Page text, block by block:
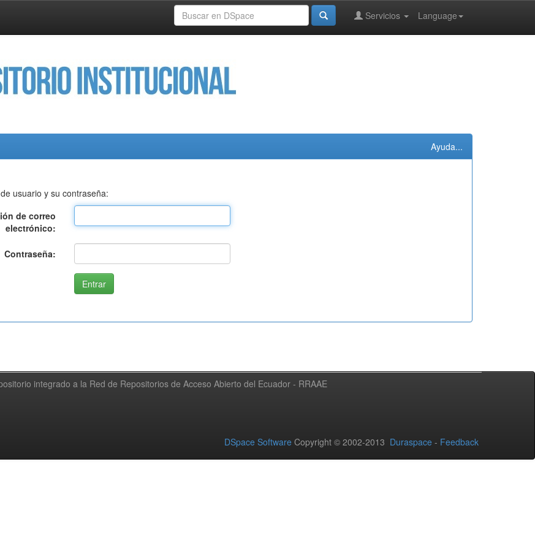
Language
Servicios
Ayuda...
usuario y su contraseña:
de correo
electrónico:
Contraseña:
integrado a la Red de Repositorios de Acceso Abierto del Ecuador - RRAAE
DSpace Software Copyright © 2002-2013 Duraspace - Feedback